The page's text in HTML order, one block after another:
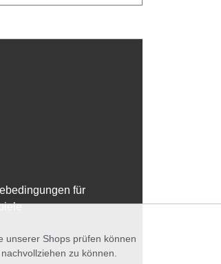
für
unserer Shops prüfen können
zu können.